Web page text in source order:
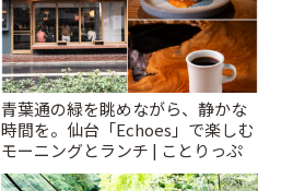
青葉通の緑を眺めながら、静かな
時間を。仙台「Echoes」で楽しむ
モーニングとランチ | ことりっぷ